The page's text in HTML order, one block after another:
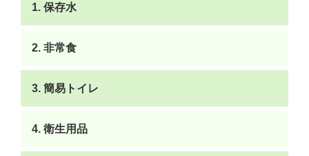
1. 保存水
2. 非常食
3. 簡易トイレ
4. 衛生用品